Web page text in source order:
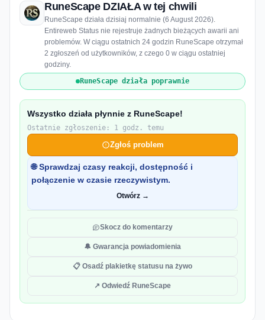
RuneScape DZIAŁA w tej chwili
RuneScape działa dzisiaj normalnie (6 August 2026).
Entireweb Status nie rejestruje żadnych bieżących awarii ani
problemów. W ciągu ostatnich 24 godzin RuneScape otrzymał
2 zgłoszeń od użytkowników, z czego 0 w ciągu ostatniej
godziny.
RuneScape działa poprawnie
Wszystko działa płynnie z RuneScape!
Ostatnie zgłoszenie: 1 godz. temu
Zgłoś problem
🌐 Sprawdzaj czasy reakcji, dostępność i
połączenie w czasie rzeczywistym.
Otwórz →
Skocz do komentarzy
🔔 Gwarancja powiadomienia
📋 Osadź plakietkę statusu na żywo
↗ Odwiedź RuneScape